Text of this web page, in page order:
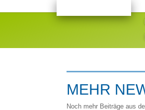
MEHR
Noch mehr Beiträge aus